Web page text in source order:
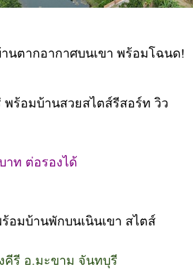
นตากอากาศบนเขา พร้อมโฉนด!
พร้อมบ้านสวยสไตส์รีสอร์ท วิว
าท ต่อรองได้
อมบ้านพักบนเนินเขา สไตส์
คีรี อ.มะขาม จันทบุรี